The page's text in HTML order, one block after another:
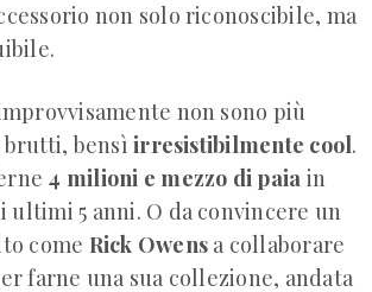
non solo riconoscibile, ma
non sono più
brutti, bensìirresistibilmente cool.
4 milioni e mezzo di paia in
ultimi 5 anni. O da convincere un
come Rick Owens a collaborare
farne una sua collezione, andata